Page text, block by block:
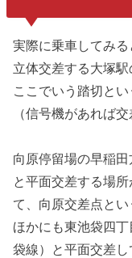
実際に乗車してみ
立体交差する大塚駅
ここでいう踏切と
（信号機があれば
向原停留場の早稲田
と平面交差する場
て、向原交差点とい
ほかにも東池袋四
袋線）と平面交差